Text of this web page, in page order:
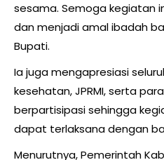
sesama. Semoga kegiatan
dan menjadi amal ibadah
Bupati.
Ia juga mengapresiasi
kesehatan, JPRMI, serta
berpartisipasi sehingga
dapat terlaksana dengan
Menurutnya, Pemerintah